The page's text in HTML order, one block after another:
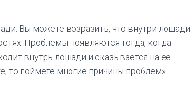
Вы можете возразить, что внутри лошади
Проблемы появляются тогда, когда
внутрь лошади и сказывается на ее
то поймете многие причины проблем»